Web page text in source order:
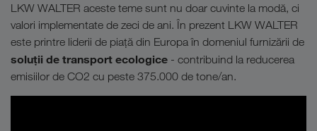
LKW WALTER aceste teme sunt nu doar cuvinte la modă, ci
valori implementate de zeci de ani. În prezent LKW WALTER
este printre liderii de piață din Europa în domeniul furnizării de
soluții de transport ecologice - contribuind la reducerea
emisiilor de CO2 cu peste 375.000 de tone/an.